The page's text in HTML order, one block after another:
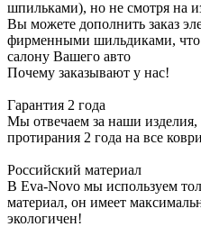
шпильками), но не смотря на
Вы можете дополнить заказ
фирменными шильдиками, что
салону Вашего авто
Почему заказывают у нас!
Гарантия 2 года
Мы отвечаем за наши
протирания 2 года на все
Российский материал
В Eva-Novo мы используем
материал, он имеет
экологичен!